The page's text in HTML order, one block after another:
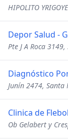
HIPOLITO
Pte J A Roca
Diagnóstico
Junín 2474, Santa
Clinica de
Ob Gelabert y